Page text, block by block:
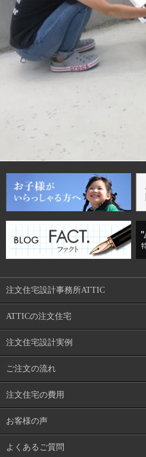
注文住宅設計事務所ATTIC
ATTICの注文住宅
注文住宅設計実例
ご注文の流れ
注文住宅の費用
お客様の声
よくあるご質問